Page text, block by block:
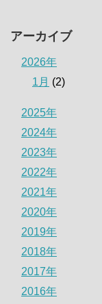
アーカイブ
2026年
1月 (2)
2025年
2024年
2023年
2022年
2021年
2020年
2019年
2018年
2017年
2016年